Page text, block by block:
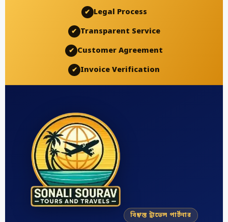
✔ Legal Process
✔ Transparent Service
✔ Customer Agreement
✔ Invoice Verification
বিশ্বস্ত ট্রাভেল পার্টনার